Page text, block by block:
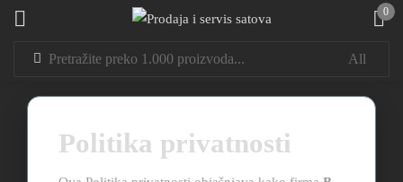
0
Politika privatnosti
Sign in